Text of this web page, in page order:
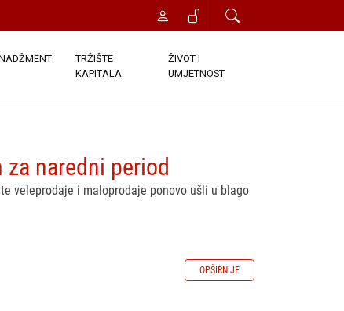
TRŽIŠTE
KAPITALA
ŽIVOT I
UMJETNOST
naredni period
veleprodaje i maloprodaje ponovo ušli u blago
OPŠIRNIJE